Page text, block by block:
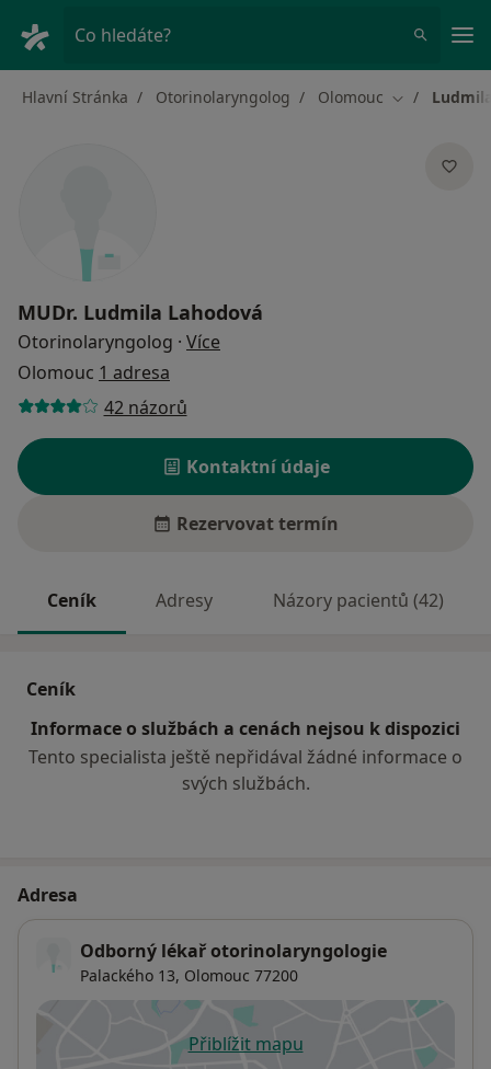
Co hledáte?
Hlavní Stránka Otorinolaryngolog Olomouc Změna města
MUDr. Ludmila Lahodová
Otorinolaryngolog · Více
Olomouc 1 adresa
42 názorů
Kontaktní údaje
Rezervovat termín
Ceník Adresy Názory pacientů (42)
Ceník
Informace o službách a cenách nejsou k dispozici
Tento specialista ještě nepřidával žádné informace o
svých službách.
Adresa
Odborný lékař otorinolaryngologie
Palackého 13, Olomouc 77200
Přiblížit mapuse otevře v nové záložce